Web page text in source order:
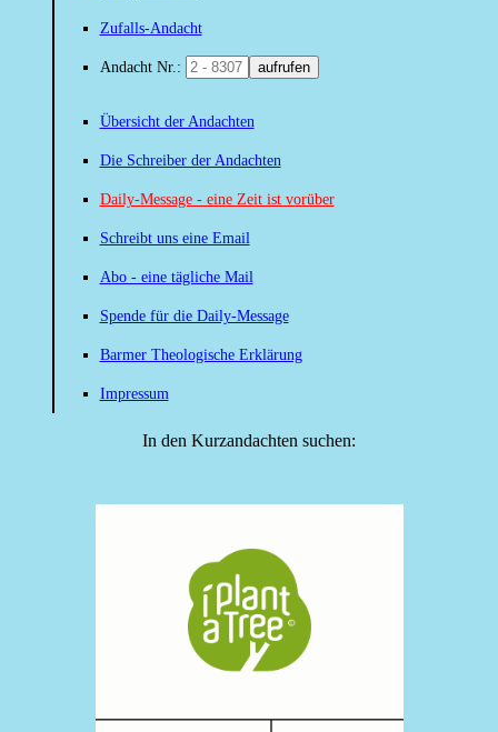
Zufalls-Andacht
Andacht Nr.: aufrufen
Übersicht der Andachten
Die Schreiber der Andachten
Daily-Message - eine Zeit ist vorüber
Schreibt uns eine Email
Abo - eine tägliche Mail
Spende für die Daily-Message
Barmer Theologische Erklärung
Impressum
In den Kurzandachten suchen: